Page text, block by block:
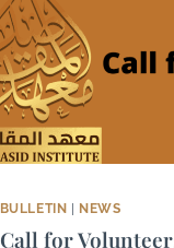
BULLETIN | NEWS
Call for